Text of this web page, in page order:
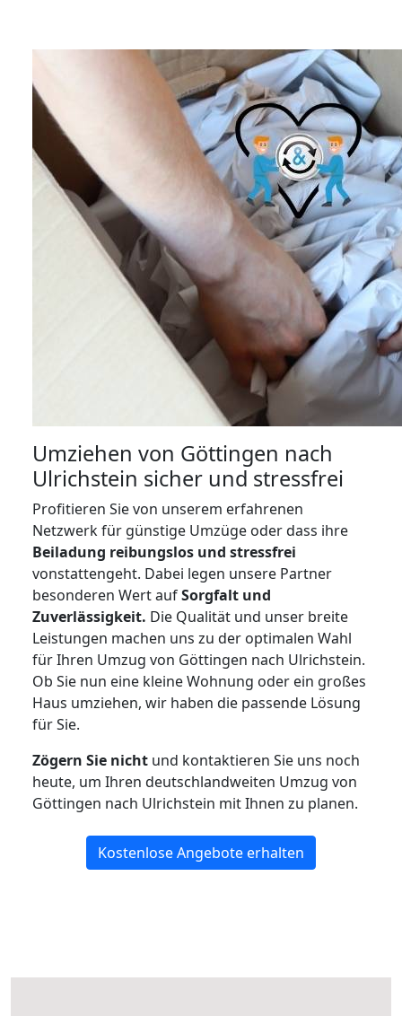
Umziehen von Göttingen nach
Ulrichstein sicher und stressfrei
Profitieren Sie von unserem erfahrenen
Netzwerk für günstige Umzüge oder dass ihre
Beiladung reibungslos und stressfrei
vonstattengeht. Dabei legen unsere Partner
besonderen Wert aufSorgfalt und
Zuverlässigkeit. Die Qualität und unser breite
Leistungen machen uns zu der optimalen Wahl
für Ihren Umzug von Göttingen nach Ulrichstein.
Ob Sie nun eine kleine Wohnung oder ein großes
Haus umziehen, wir haben die passende Lösung
für Sie.
Zögern Sie nicht und kontaktieren Sie uns noch
heute, um Ihren deutschlandweiten Umzug von
Göttingen nach Ulrichstein mit Ihnen zu planen.
Kostenlose Angebote erhalten